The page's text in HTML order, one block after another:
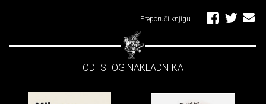
Preporuči knjigu
– OD ISTOG NAKLADNIKA –